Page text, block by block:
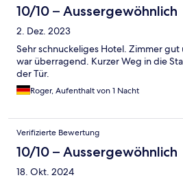
10/10 – Aussergewöhnlich
2. Dez. 2023
Sehr schnuckeliges Hotel. Zimmer gut
war überragend. Kurzer Weg in die
der Tür.
Roger, Aufenthalt von 1 Nacht
Verifizierte Bewertung
10/10 – Aussergewöhnlich
18. Okt. 2024